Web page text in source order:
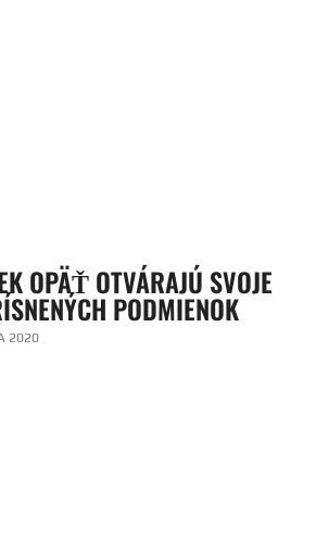
OPÄŤ OTVÁRAJÚ SVOJE
PODMIENOK
2020